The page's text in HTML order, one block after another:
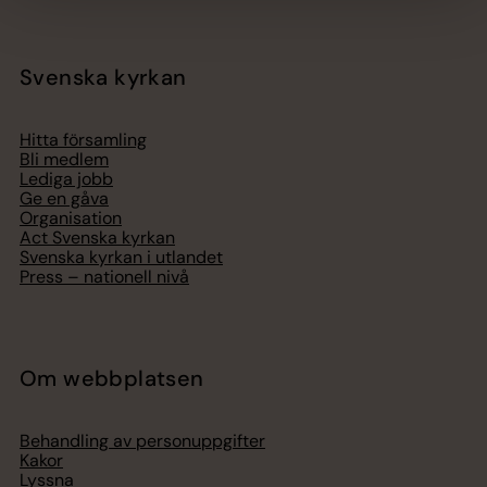
Svenska kyrkan
Hitta församling
Bli medlem
Lediga jobb
Ge en gåva
Organisation
Act Svenska kyrkan
Svenska kyrkan i utlandet
Press – nationell nivå
Om webbplatsen
Behandling av personuppgifter
Kakor
Lyssna